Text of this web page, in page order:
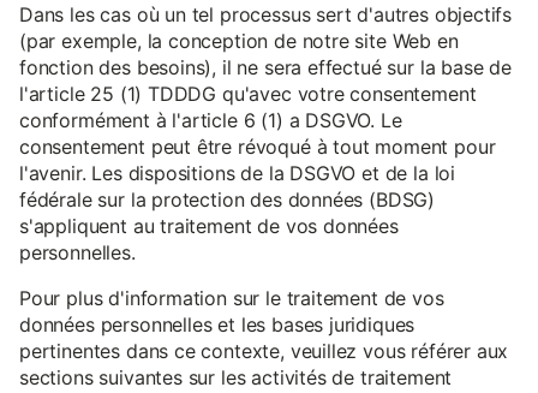
Dans les cas où un tel processus sert d'autres objectifs
(par exemple, la conception de notre site Web en
fonction des besoins), il ne sera effectué sur la base de
l'article 25 (1) TDDDG qu'avec votre consentement
conformément à l'article 6 (1) a DSGVO. Le
consentement peut être révoqué à tout moment pour
l'avenir. Les dispositions de la DSGVO et de la loi
fédérale sur la protection des données (BDSG)
s'appliquent au traitement de vos données
personnelles.
Pour plus d'information sur le traitement de vos
données personnelles et les bases juridiques
pertinentes dans ce contexte, veuillez vous référer aux
sections suivantes sur les activités de traitement